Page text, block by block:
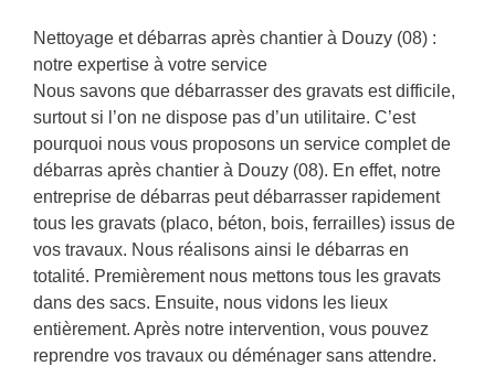
Nettoyage et débarras après chantier à Douzy (08) :
notre expertise à votre service
Nous savons que débarrasser des gravats est difficile,
surtout si l’on ne dispose pas d’un utilitaire. C’est
pourquoi nous vous proposons un service complet de
débarras après chantier à Douzy (08). En effet, notre
entreprise de débarras peut débarrasser rapidement
tous les gravats (placo, béton, bois, ferrailles) issus de
vos travaux. Nous réalisons ainsi le débarras en
totalité. Premièrement nous mettons tous les gravats
dans des sacs. Ensuite, nous vidons les lieux
entièrement. Après notre intervention, vous pouvez
reprendre vos travaux ou déménager sans attendre.